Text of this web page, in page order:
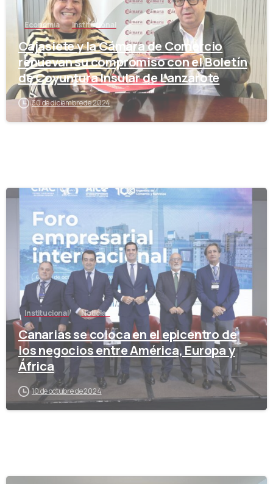
Economía Institucional
Cajasiete y la Cámara de Comercio
renuevan su compromiso con el Boletín
de Coyuntura Insular de Lanzarote
30 de diciembre de 2024
Institucional Noticias
Canarias se coloca en el epicentro de
los negocios entre América, Europa y
África
10 de octubre de 2024